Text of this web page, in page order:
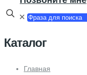
✕
Каталог
Главная